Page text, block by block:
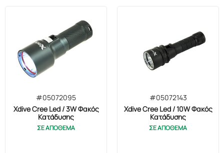
#05072095
Xdive Cree Led / 3W Φακός
Κατάδυσης
ΣΕ ΑΠΟΘΕΜΑ
#05072143
Xdive Cree Led / 10W Φακός
Κατάδυσης
ΣΕ ΑΠΟΘΕΜΑ